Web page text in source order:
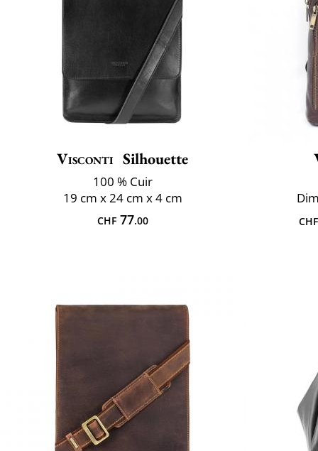
Visconti Silhouette
100 % Cuir
19 cm x 24 cm x 4 cm
CHF77.00 CHF